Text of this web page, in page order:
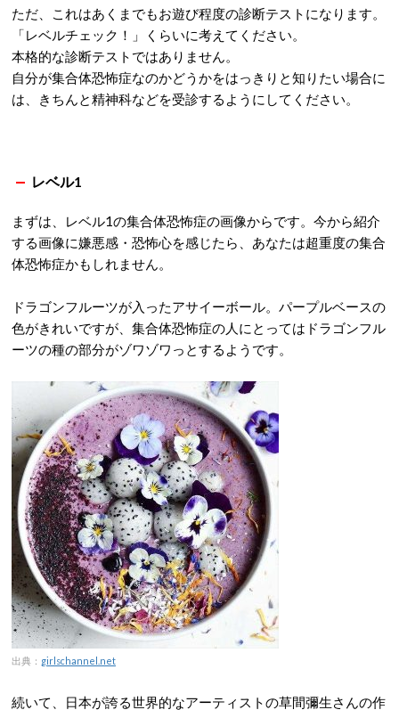
ただ、これはあくまでもお遊び程度の診断テストになります。
「レベルチェック！」くらいに考えてください。
本格的な診断テストではありません。
自分が集合体恐怖症なのかどうかをはっきりと知りたい場合に
は、きちんと精神科などを受診するようにしてください。
レベル1
まずは、レベル1の集合体恐怖症の画像からです。今から紹介
する画像に嫌悪感・恐怖心を感じたら、あなたは超重度の集合
体恐怖症かもしれません。
ドラゴンフルーツが入ったアサイーボール。パープルベースの
色がきれいですが、集合体恐怖症の人にとってはドラゴンフル
ーツの種の部分がゾワゾワっとするようです。
出典： girlschannel.net
続いて、日本が誇る世界的なアーティストの草間彌生さんの作